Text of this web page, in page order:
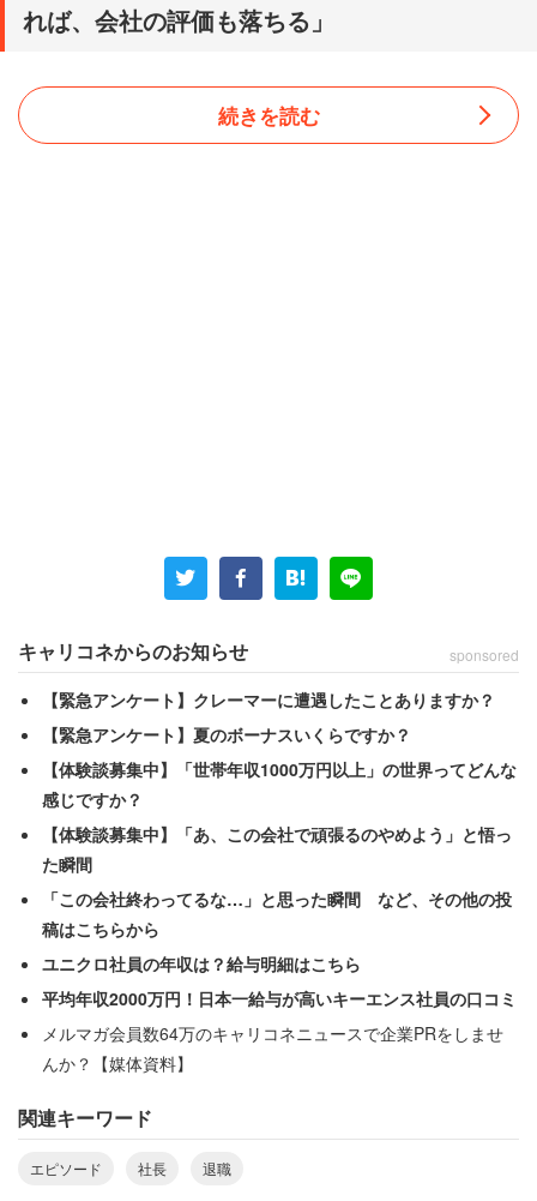
れば、会社の評価も落ちる」
医師も多い。それなのに会社は、訪問がマイナスに
なっていることを認識していない」
は難しい」という。
「仮に医師との濃厚接触があり、自分が新型コロナ
とみなされると、その訪問していた施設にも迷惑を
かけることになる。その上、生命関連企業なのに感
染を拡大させたとなれば、会社の評価も落ちる」
結果、会社にいられなくなるのはもちろん、不当な扱いを
受けることも予想されると述べている。
「今の騒動が落ち着いたら、転職活動をしよ
うと決めました」
続きを読む
キャリコネからのお知らせ sponsored
【緊急アンケート】クレーマーに遭遇したことありますか？
【緊急アンケート】夏のボーナスいくらですか？
【体験談募集中】「世帯年収1000万円以上」の世界ってどんな
感じですか？
【体験談募集中】「あ、この会社で頑張るのやめよう」と悟っ
た瞬間
「この会社終わってるな…」と思った瞬間 など、その他の投
稿はこちらから
ユニクロ社員の年収は？給与明細はこちら
平均年収2000万円！日本一給与が高いキーエンス社員の口コミ
メルマガ会員数64万のキャリコネニュースで企業PRをしませ
んか？【媒体資料】
関連キーワード
エピソード 社長 退職